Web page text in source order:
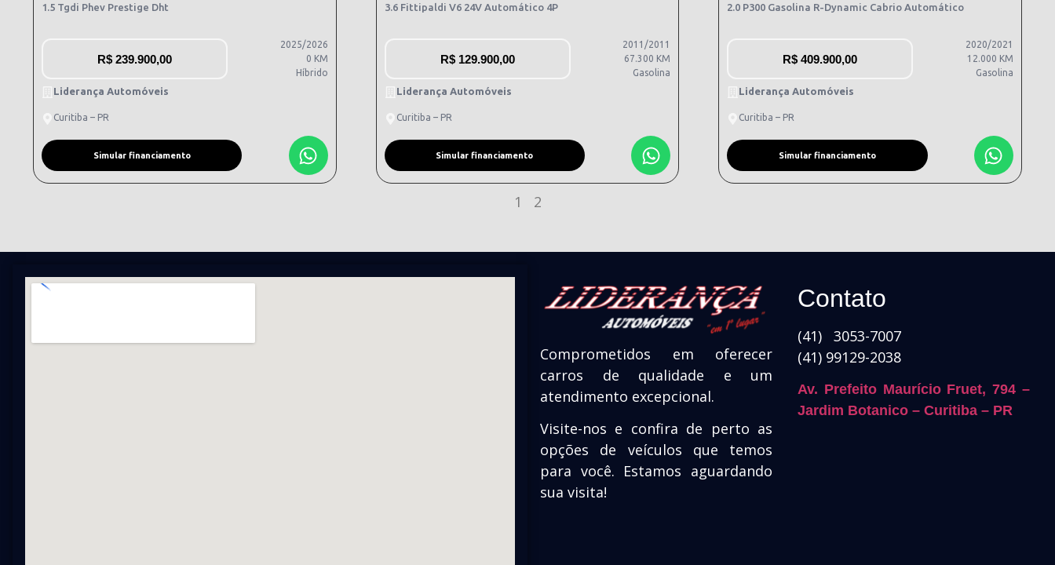
1.5 Tgdi Phev Prestige Dht
R$ 239.900,00
2025/2026
0 KM
Híbrido
Liderança Automóveis
Curitiba – PR
Simular financiamento
3.6 Fittipaldi V6 24V Automático 4P
R$129.900,00
2011/2011
67.300 KM
Gasolina
Liderança Automóveis
Curitiba – PR
Simular financiamento
2.0 P300 Gasolina R-Dynamic Cabrio Automático
R$ 409.900,00
2020/2021
12.000 KM
Gasolina
Liderança Automóveis
Curitiba – PR
Simular financiamento
1 2
Comprometidos em oferecer
carros de qualidade e um
atendimento excepcional.
Visite-nos e confira de perto as
opções de veículos que temos
para você. Estamos aguardando
sua visita!
Contato
(41) 3053-7007
(41) 99129-2038
Av. Prefeito Maurício Fruet, 794 –
Jardim Botanico – Curitiba – PR